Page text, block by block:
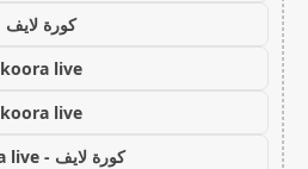
كورة لايف
koora live
koora live
كورة لايف - koora live